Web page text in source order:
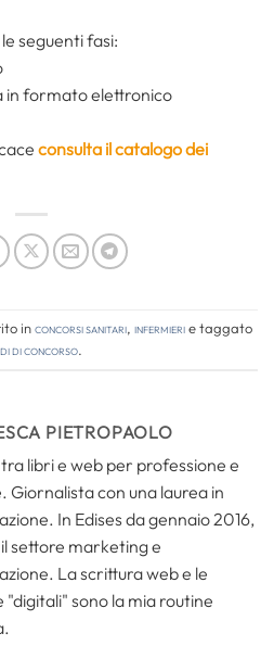
seguenti fasi:
in formato elettronico
consulta il catalogo dei
inConcorsi Sanitari, Infermierie taggato
di concorso.
PIETROPAOLO
libri e web per professione e
Giornalista con una laurea in
In Edises da gennaio 2016,
settore marketing e
La scrittura web e le
sono la mia routine